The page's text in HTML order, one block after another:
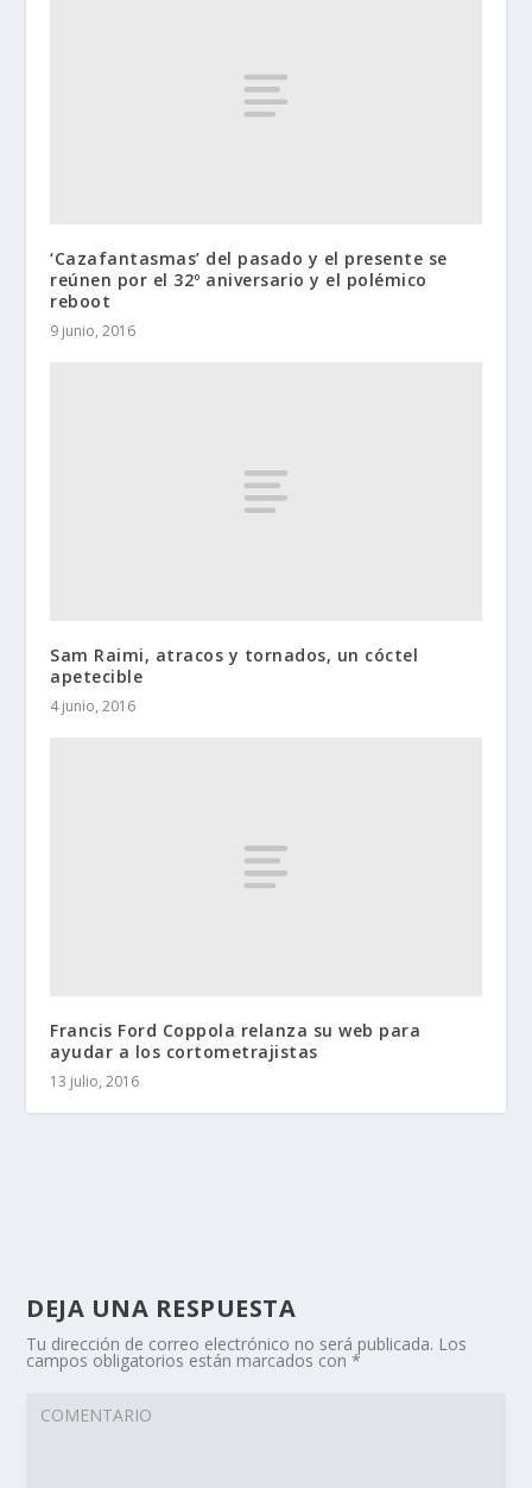
‘Cazafantasmas’ del pasado y el presente se
reúnen por el 32º aniversario y el polémico
reboot
9 junio, 2016
Sam Raimi, atracos y tornados, un cóctel
apetecible
4 junio, 2016
Francis Ford Coppola relanza su web para
ayudar a los cortometrajistas
13 julio, 2016
DEJA UNA RESPUESTA
Tu dirección de correo electrónico no será publicada. Los
campos obligatorios están marcados con*